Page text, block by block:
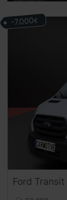
Ford Transit
-7.000€